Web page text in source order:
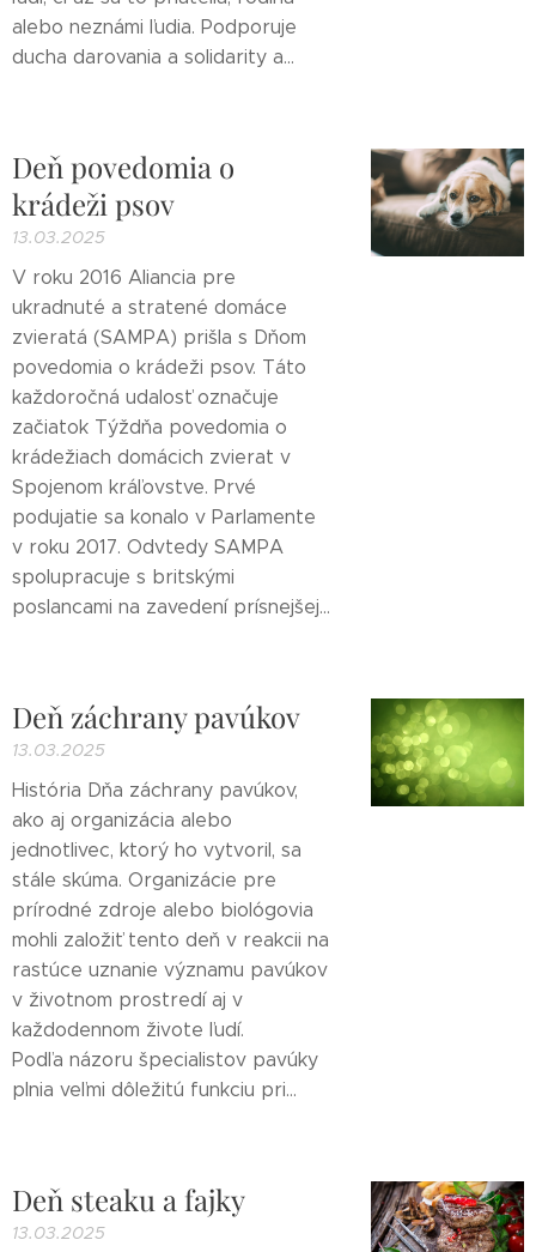
alebo neznámi ľudia. Podporuje
ducha darovania a solidarity a...
Deň povedomia o
krádeži psov
13.03.2025
V roku 2016 Aliancia pre
ukradnuté a stratené domáce
zvieratá (SAMPA) prišla s Dňom
povedomia o krádeži psov. Táto
každoročná udalosť označuje
začiatok Týždňa povedomia o
krádežiach domácich zvierat v
Spojenom kráľovstve. Prvé
podujatie sa konalo v Parlamente
v roku 2017. Odvtedy SAMPA
spolupracuje s britskými
poslancami na zavedení prísnejšej...
Deň záchrany pavúkov
13.03.2025
História Dňa záchrany pavúkov,
ako aj organizácia alebo
jednotlivec, ktorý ho vytvoril, sa
stále skúma. Organizácie pre
prírodné zdroje alebo biológovia
mohli založiť tento deň v reakcii na
rastúce uznanie významu pavúkov
v životnom prostredí aj v
každodennom živote ľudí.
Podľa názoru špecialistov pavúky
plnia veľmi dôležitú funkciu pri...
Deň steaku a fajky
13.03.2025